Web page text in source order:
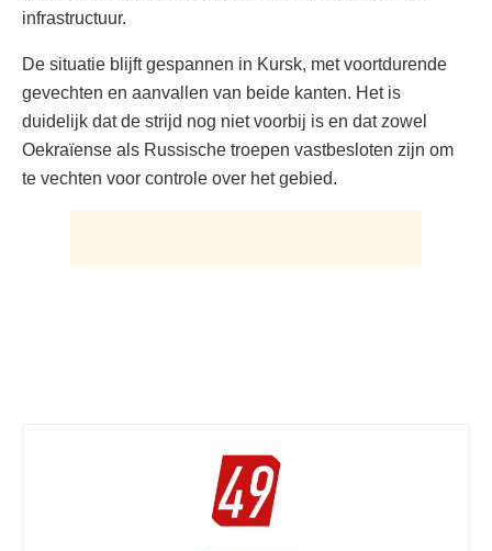
infrastructuur.
De situatie blijft gespannen in Kursk, met voortdurende
gevechten en aanvallen van beide kanten. Het is
duidelijk dat de strijd nog niet voorbij is en dat zowel
Oekraïense als Russische troepen vastbesloten zijn om
te vechten voor controle over het gebied.